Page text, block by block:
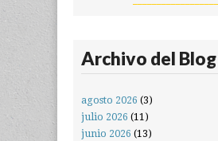
Archivo del Blog
agosto 2026 (3)
julio 2026 (11)
junio 2026 (13)